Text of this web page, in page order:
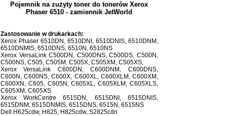
Pojemnik na zużyty toner do tonerów Xerox
Phaser 6510 - zamiennik JetWorld
Zastosowanie w drukarkach:
Xerox Phaser 6510DN, 6510DNI, 6510DNIS, 6510DNM,
6510DNMIS, 6510DNS, 6510N, 6510NS
Xerox VersaLink C500DN, C500DNS, C500DS, C500N,
C500NS, C505, C505M, C505X, C505XM, C505XS,
Xerox VersaLink C600DN, C600DNM, C600DNS,
C600N, C600NS, C600X, C600XL, C600XLM, C600XM,
C600XN, C605, C605N, C605XL, C605XLM, C605XLS,
C605XM, C605XS
Xerox WorkCentre 6515DN, 6515DNI, 6515DNIS,
6515DNM, 6515DNMIS, 6515DNS, 6515N, 6515NS
Dell H625cdw, H825, H825cdw, S2825cdn